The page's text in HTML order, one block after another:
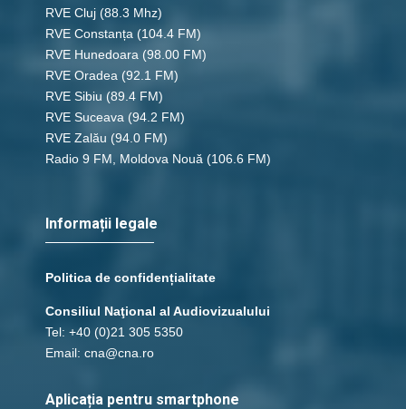
RVE Cluj (88.3 Mhz)
RVE Constanța (104.4 FM)
RVE Hunedoara (98.00 FM)
RVE Oradea (92.1 FM)
RVE Sibiu (89.4 FM)
RVE Suceava (94.2 FM)
RVE Zalău (94.0 FM)
Radio 9 FM, Moldova Nouă (106.6 FM)
Informații legale
Politica de confidențialitate
Consiliul Naţional al Audiovizualului
Tel: +40 (0)21 305 5350
Email: cna@cna.ro
Aplicația pentru smartphone